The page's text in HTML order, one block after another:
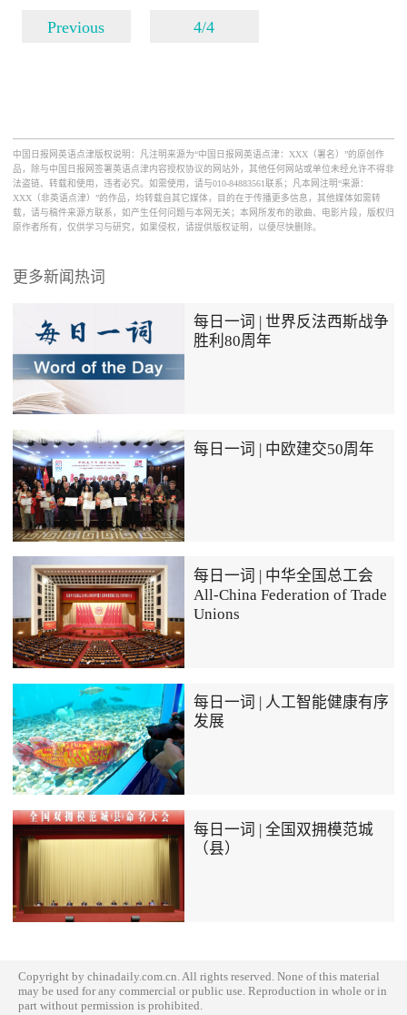
Previous 4/4
中国日报网英语点津版权说明：凡注明来源为“中国日报网英语点津：XXX（署名）”的原创作
品，除与中国日报网签署英语点津内容授权协议的网站外，其他任何网站或单位未经允许不得非
法盗链、转载和使用，违者必究。如需使用，请与010-84883561联系；凡本网注明“来源：
XXX（非英语点津）”的作品，均转载自其它媒体，目的在于传播更多信息，其他媒体如需转
载，请与稿件来源方联系，如产生任何问题与本网无关；本网所发布的歌曲、电影片段，版权归
原作者所有，仅供学习与研究，如果侵权，请提供版权证明，以便尽快删除。
更多新闻热词
每日一词 | 世界反法西斯战争
胜利80周年
每日一词 | 中欧建交50周年
每日一词 | 中华全国总工会
All-China Federation of Trade
Unions
每日一词 | 人工智能健康有序
发展
每日一词 | 全国双拥模范城
（县）
Copyright by chinadaily.com.cn. All rights reserved. None of this material
may be used for any commercial or public use. Reproduction in whole or in
part without permission is prohibited.